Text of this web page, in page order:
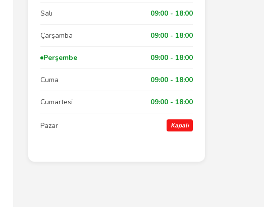
Salı 09:00 - 18:00
Çarşamba 09:00 - 18:00
Perşembe 09:00 - 18:00
Cuma 09:00 - 18:00
Cumartesi 09:00 - 18:00
Pazar Kapalı